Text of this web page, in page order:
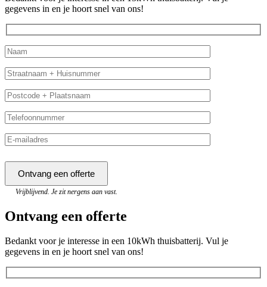
gegevens in en je hoort snel van ons!
Vrijblijvend. Je zit nergens aan vast.
Ontvang een offerte
Bedankt voor je interesse in een 10kWh thuisbatterij. Vul je
gegevens in en je hoort snel van ons!